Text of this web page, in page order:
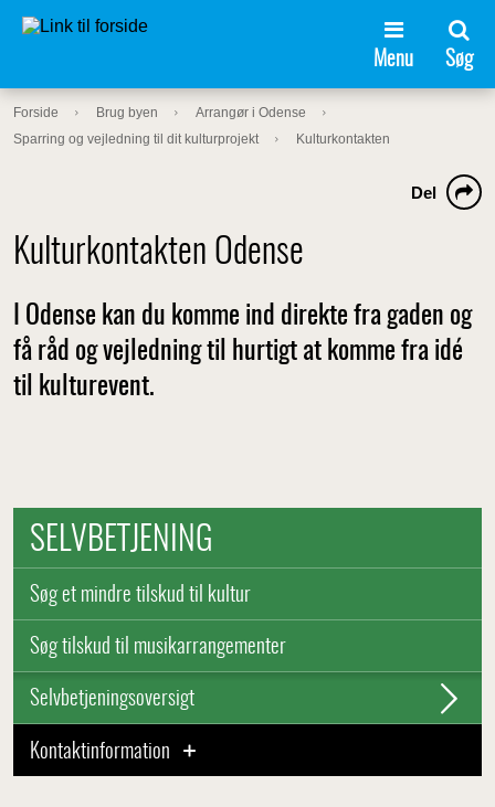
Menu Søg
Forside Brug byen
Arrangør i Odense
Sparring og vejledning til dit kulturprojekt
Kulturkontakten
Kulturkontakten Odense
Del
I Odense kan du komme ind direkte fra gaden og
få råd og vejledning til hurtigt at komme fra idé
til kulturevent.
SELVBETJENING
Søg et mindre tilskud til kultur
Søg tilskud til musikarrangementer
Selvbetjeningsoversigt
Kontaktinformation